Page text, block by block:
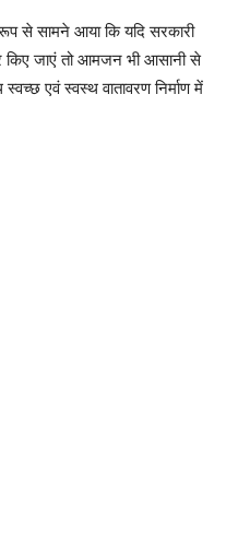
से सामने आया कि यदि सरकारी
किए जाएं तो आमजन भी आसानी से
एवं स्वस्थ वातावरण निर्माण में